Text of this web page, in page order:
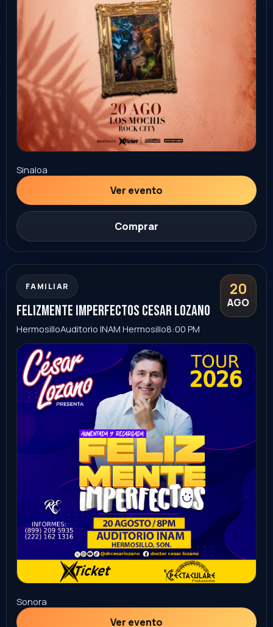
+18
tio rober stand up
Ciudad Obregón el desierto bar9:00 PM
Ver evento
Comprar
CONCIERTO
horoscopos de durango
lienzo charro Ignacio León ornelas
22